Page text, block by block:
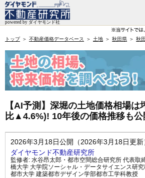
トップ 不動産価格データベース 土地 秋田県 秋
【AI予測】深堀の土地価格相場は
比▲4.6%)! 10年後の価格推移も
2026年3月18日公開（2026年3月18日更新
ダイヤモンド不動産研究所
監修者: 水谷昂太郎・都市空間総合研究所 代表取
橋大学 大学院ソーシャル・データサイエンス研
都市大学 建築都市デザイン学部都市工学科教授